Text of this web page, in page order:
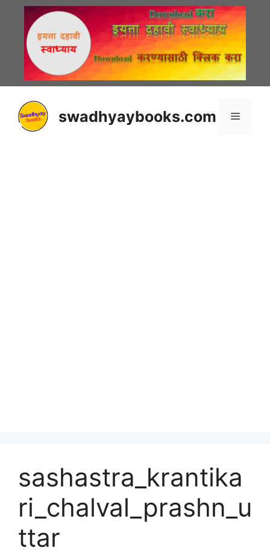
content
swadhyaybooks.com Menu
sashastra_krantika
ri_chalval_prashn_u
ttar